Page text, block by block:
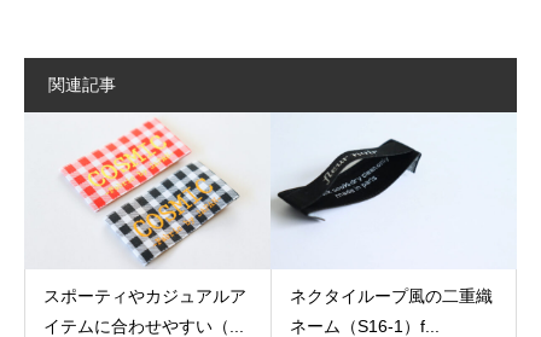
関連記事
スポーティやカジュアルア
イテムに合わせやすい（...
ネクタイループ風の二重織
ネーム（S16-1）f...